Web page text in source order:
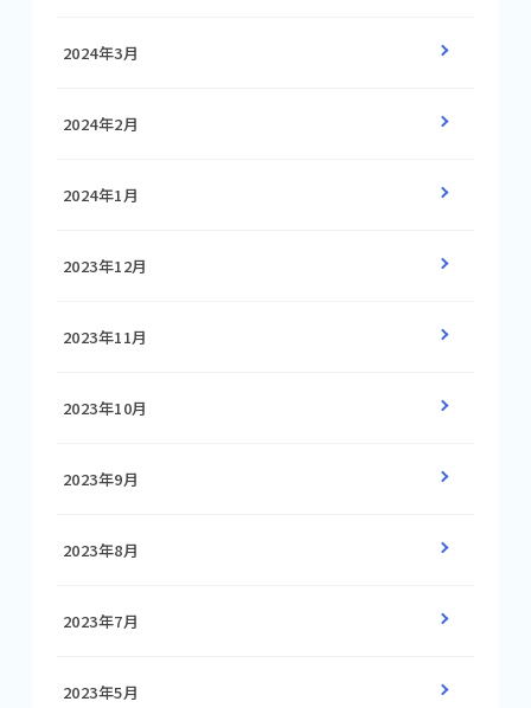
2024年3月
2024年2月
2024年1月
2023年12月
2023年11月
2023年10月
2023年9月
2023年8月
2023年7月
2023年5月